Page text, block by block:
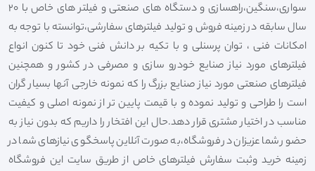
سواری،سنگین،راهسازی و دستگاه های صنعتی و فیلتر های خاص با 20
سال سابقه در زمینه فروش و تولید فیلترهای سفارشی،توانسته با توجه به
امکانات فنی ، توان پرسنلی و با تکیه بر دانش فنی خود تا کنون انواع
فیلترهای مورد نیاز صنایع خودرو سازی و مصرفی در کشور و همچنین
فیلترهای صنعتی مورد نیاز صنایع بزرگ را که نمونه خارجی آنها بسیار گران
است را طراحی و تولید نموده و با قیمت پایین تر از نمونه اصلی و کیفیت
مناسب در اختیار مشتری قرار دهد.حال این افتخار را داریم که بدون نیاز به
حضور شما عزیزان در فروشگاه،به صورت آنلاین پاسخگوی نیازهای شما در
زمینه خرید وثبت سفارش فیلترهای خاص از طریق سایت این فروشگاه